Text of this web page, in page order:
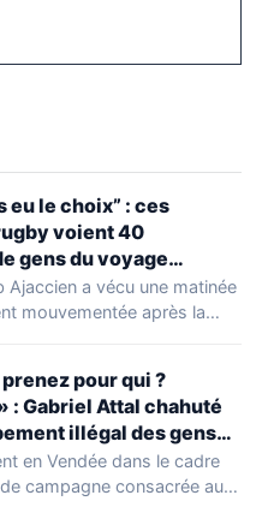
eu le choix” : ces
voient 40
gens du voyage
leur stade, ils les
d’1 heure
Ajaccien a vécu une matinée
mouvementée après la
pour qui ?
: Gabriel Attal chahuté
illégal des gens
en Vendée dans le cadre
campagne consacrée aux